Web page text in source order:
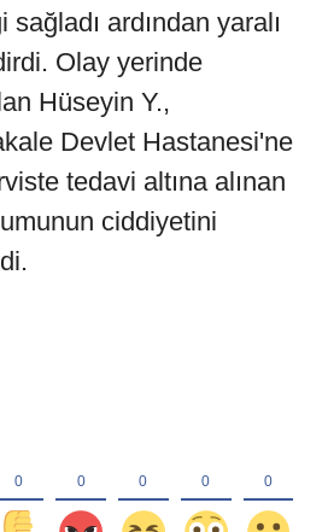
ardından yaralı
Olay yerinde
Hüseyin Y.,
Devlet Hastanesi'ne
tedavi altına alınan
ciddiyetini